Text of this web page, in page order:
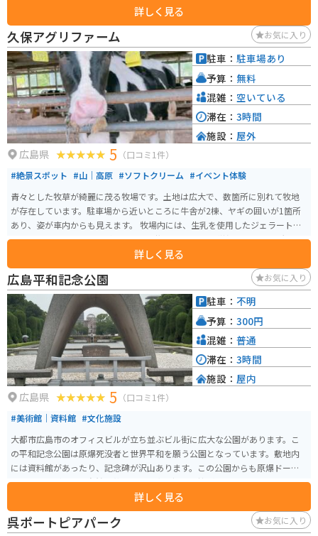
詳しく見る
久保アグリファーム お気に入り
広島県 5 （口コミ1件）
#絶景スポット #山｜高原 #ソフトクリーム #イベント体験
青々とした牧草が綺麗に茂る牧場です。土地は広大で、数箇所に別れて牧地
が存在しています。駐車場から近いところに牛舎が2棟、ヤギの囲いが1箇所
あり、姿が車内からも見えます。 牧場内には、生乳を使用したジェラートの
工房「アルトピアーノ」があります。牧地のひとつと隣接しており、景観を
眺めながらおいしい商品をいただくことができます。また、地元野菜の販
売、体験乳搾り、バターづくりなども体験できる設備があります。
詳しく見る
駐車： 駐車場あり
予算： 無料
混雑： 空いている
滞在： 3時間
施設： 屋外
広島平和記念公園 お気に入り
広島県 5 （口コミ1件）
#美術館｜資料館 #文化施設
大都市広島市のオフィスビルが立ち並ぶビル街に広大な公園があります。こ
の平和記念公園は原爆死没者と世界平和を願う公園となっています。敷地内
には資料館があったり、記念碑が沢山あります。この公園からも原爆ドーム
を見ることができ、自然と英霊への感謝と祈りを捧げる場になっています。
詳しく見る
駐車： 不明
予算： 300円
混雑： 普通
滞在： 3時間
施設： 屋内
呉ポートピアパーク お気に入り